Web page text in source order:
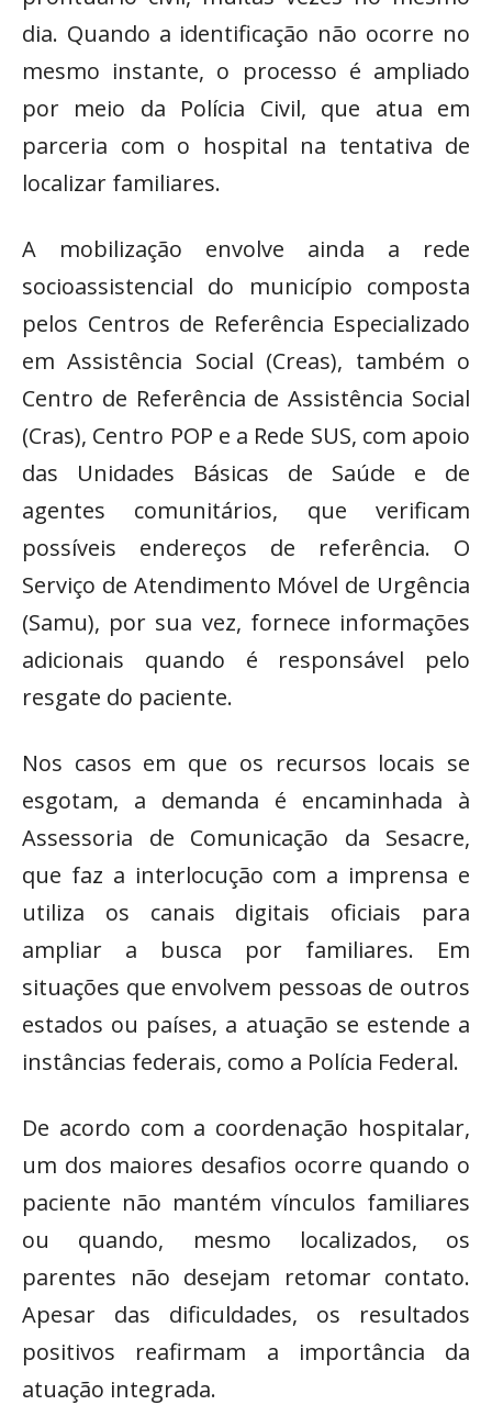
dia. Quando a identificação não ocorre no
mesmo instante, o processo é ampliado
por meio da Polícia Civil, que atua em
parceria com o hospital na tentativa de
localizar familiares.
A mobilização envolve ainda a rede
socioassistencial do município composta
pelos Centros de Referência Especializado
em Assistência Social (Creas), também o
Centro de Referência de Assistência Social
(Cras), Centro POP e a Rede SUS, com apoio
das Unidades Básicas de Saúde e de
agentes comunitários, que verificam
possíveis endereços de referência. O
Serviço de Atendimento Móvel de Urgência
(Samu), por sua vez, fornece informações
adicionais quando é responsável pelo
resgate do paciente.
Nos casos em que os recursos locais se
esgotam, a demanda é encaminhada à
Assessoria de Comunicação da Sesacre,
que faz a interlocução com a imprensa e
utiliza os canais digitais oficiais para
ampliar a busca por familiares. Em
situações que envolvem pessoas de outros
estados ou países, a atuação se estende a
instâncias federais, como a Polícia Federal.
De acordo com a coordenação hospitalar,
um dos maiores desafios ocorre quando o
paciente não mantém vínculos familiares
ou quando, mesmo localizados, os
parentes não desejam retomar contato.
Apesar das dificuldades, os resultados
positivos reafirmam a importância da
atuação integrada.